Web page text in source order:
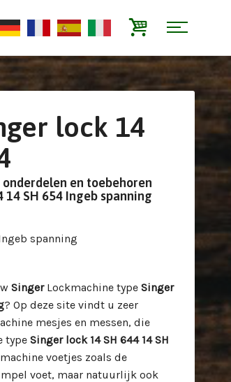
lock 14
onderdelen en toebehoren
14 SH 654 Ingeb spanning
spanning
SingerLockmachine type Singer
? Op deze site vindt u zeer
mesjes en messen, die
type Singer lock 14 SH 644 14 SH
voetjes zoals de
voet, maar natuurlijk ook